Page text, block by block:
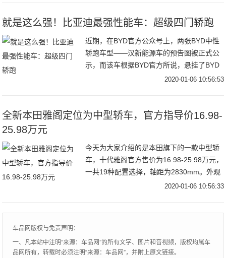
就是这么强！比亚迪最强性能车：超级四门轿跑
近期，在BYD官方公众号上，两张BYD中性
轿跑车型——汉新能源车的预告图被正式公
示，而该车根据BYD官方所说，悬挂了BYD
品牌的最新LOGO，而且未来只提供电动版
2020-01-06 10:56:53
全新本田雅阁定位为中型轿车，官方指导价16.98-
25.98万元
今天为大家介绍的是本田旗下的一款中型轿
车，十代雅阁官方售价为16.98-25.98万元，
一共19种配置选择，轴距为2830mm。外观
方面，十代雅阁的设计延续了家族式理念，
2020-01-06 10:56:33
车品网版权与免责声明：
一、凡本站中注明“来源：车品网”的所有文字、图片和音视频，版权均属车
品网所有，转载时必须注明“来源：车品网”，并附上原文链接。